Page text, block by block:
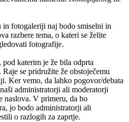
fotogaleriji naj bodo smiselni in
razbere tema, o kateri se želite
fotografije.
katerim je že bila odprta
se pridružite že obstoječemu
Ker vemo, da lahko pogovor/debata
administratorji ali moderatorji
naslova. V primeru, da bo
jo bodo administratorji ali
o razlogih za zaprtje.